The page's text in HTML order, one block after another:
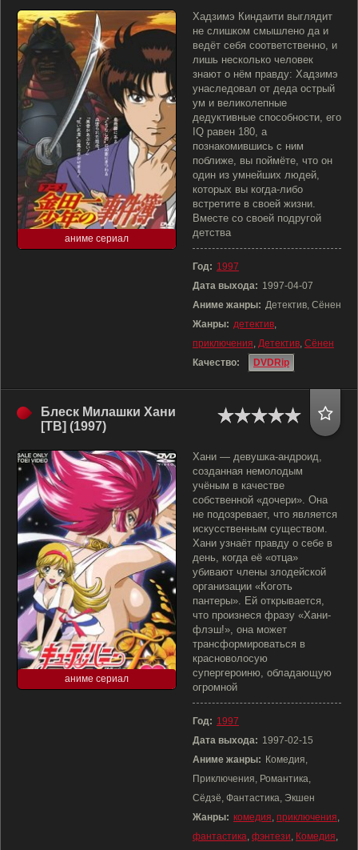
аниме сериал
Хадзимэ Киндаити выглядит
не слишком смышлено да и
ведёт себя соответственно, и
лишь несколько человек
знают о нём правду: Хадзимэ
унаследовал от деда острый
ум и великолепные
дедуктивные способности, его
IQ равен 180, а
познакомившись с ним
поближе, вы поймёте, что он
один из умнейших людей,
которых вы когда-либо
встретите в своей жизни.
Вместе со своей подругой
детства
Год: 1997
Дата выхода: 1997-04-07
Аниме жанры: Детектив, Сёнен
Жанры: детектив,
приключения, Детектив, Сёнен
Качество:
DVDRip
Блеск Милашки Хани
[ТВ] (1997)
аниме сериал
Хани — девушка-андроид,
созданная немолодым
учёным в качестве
собственной «дочери». Она
не подозревает, что является
искусственным существом.
Хани узнаёт правду о себе в
день, когда её «отца»
убивают члены злодейской
организации «Коготь
пантеры». Ей открывается,
что произнеся фразу «Хани-
флэш!», она может
трансформироваться в
красноволосую
супергероиню, обладающую
огромной
Год: 1997
Дата выхода: 1997-02-15
Аниме жанры: Комедия,
Приключения, Романтика,
Сёдзё, Фантастика, Экшен
Жанры: комедия, приключения,
фантастика, фэнтези, Комедия,